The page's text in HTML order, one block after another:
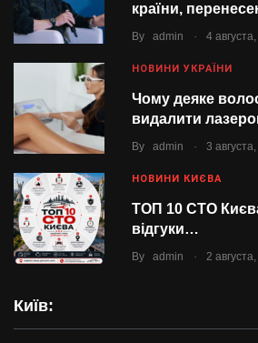
країни,
By admin . 4
НОВИНИ УКРАЇНИ
Чому деяке
видалити
By admin . 3
НОВИНИ КИЄВА
ТОП 10 СТО
відгуки…
By admin . 2
Київ: